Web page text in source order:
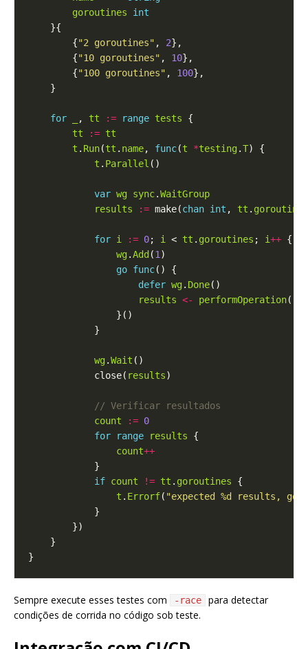
goroutines
int
        {
"2 goroutines" , 2
        {
"10 goroutines" , 10
        {
"100 goroutines" , 100
for , tt := range tests
tt
:= tt
t . Run(tt . name, func(t *testing.T
t . Parallel
var wg sync.WaitGroup
results
:= make(chan int , tt . goroutines
for i := 0; i < tt . goroutines ; i++
wg.Add (1
go func
defer wg. Done
results <- performOperation
wg.Wait
            close(
results
count
:= 0
for
range results
count++
if count != tt . goroutines
t . Errorf( "expected %d results, got
Sempre execute esses testes com -race
para detectar
condições de corrida no código sob teste.